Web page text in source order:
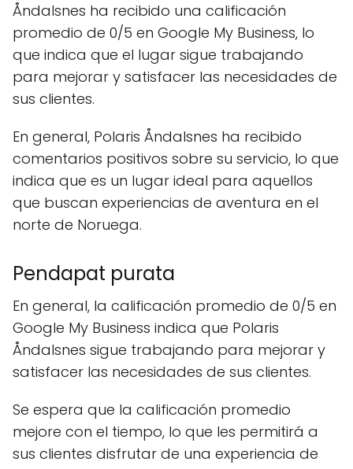
Åndalsnes ha recibido una calificación
promedio de 0/5 en Google My Business, lo
que indica que el lugar sigue trabajando
para mejorar y satisfacer las necesidades de
sus clientes.
En general, Polaris Åndalsnes ha recibido
comentarios positivos sobre su servicio, lo que
indica que es un lugar ideal para aquellos
que buscan experiencias de aventura en el
norte de Noruega.
Pendapat purata
En general, la calificación promedio de 0/5 en
Google My Business indica que Polaris
Åndalsnes sigue trabajando para mejorar y
satisfacer las necesidades de sus clientes.
Se espera que la calificación promedio
mejore con el tiempo, lo que les permitirá a
sus clientes disfrutar de una experiencia de